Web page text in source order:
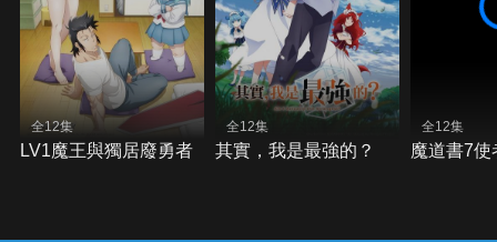
全12集
LV1魔王與獨居廢勇者
全12集
其實，我是最強的？
全12集
魔道書7使